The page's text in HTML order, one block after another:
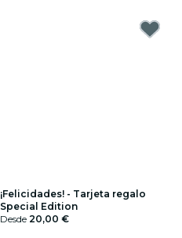
¡Felicidades! - Tarjeta regalo
Special Edition
Desde 20,00 €